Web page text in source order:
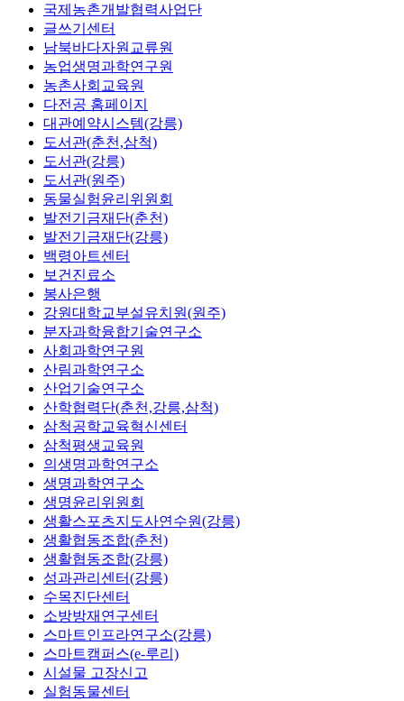
국제농촌개발협력사업단
글쓰기센터
남북바다자원교류원
농업생명과학연구원
농촌사회교육원
다전공 홈페이지
대관예약시스템(강릉)
도서관(춘천,삼척)
도서관(강릉)
도서관(원주)
동물실험윤리위원회
발전기금재단(춘천)
발전기금재단(강릉)
백령아트센터
보건진료소
봉사은행
강원대학교부설유치원(원주)
분자과학융합기술연구소
사회과학연구원
산림과학연구소
산업기술연구소
산학협력단(춘천,강릉,삼척)
삼척공학교육혁신센터
삼척평생교육원
의생명과학연구소
생명과학연구소
생명윤리위원회
생활스포츠지도사연수원(강릉)
생활협동조합(춘천)
생활협동조합(강릉)
성과관리센터(강릉)
수목진단센터
소방방재연구센터
스마트인프라연구소(강릉)
스마트캠퍼스(e-루리)
시설물 고장신고
실험동물센터